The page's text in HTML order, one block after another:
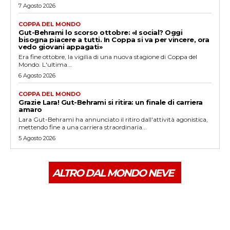
7 Agosto 2026
COPPA DEL MONDO
Gut-Behrami lo scorso ottobre: «I social? Oggi
bisogna piacere a tutti. In Coppa si va per vincere, ora
vedo giovani appagati»
Era fine ottobre, la vigilia di una nuova stagione di Coppa del
Mondo. L'ultima...
6 Agosto 2026
COPPA DEL MONDO
Grazie Lara! Gut-Behrami si ritira: un finale di carriera
amaro
Lara Gut-Behrami ha annunciato il ritiro dall'attività agonistica,
mettendo fine a una carriera straordinaria...
5 Agosto 2026
ALTRO DAL MONDO NEVE